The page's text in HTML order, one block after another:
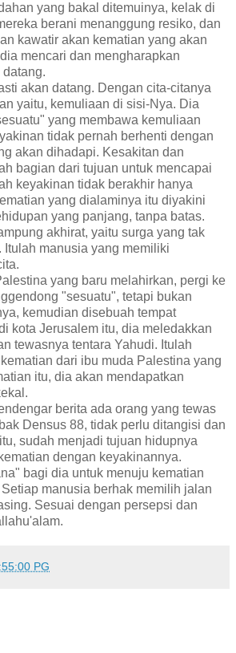
yang bakal ditemuinya, kelak di
berani menanggung resiko, dan
kawatir akan kematian yang akan
mencari dan mengharapkan
akan datang. Dengan cita-citanya
yaitu, kemuliaan di sisi-Nya. Dia
yang membawa kemuliaan
tidak pernah berhenti dengan
akan dihadapi. Kesakitan dan
bagian dari tujuan untuk mencapai
keyakinan tidak berakhir hanya
yang dialaminya itu diyakini
yang panjang, tanpa batas.
akhirat, yaitu surga yang tak
manusia yang memiliki
yang baru melahirkan, pergi ke
"sesuatu", tetapi bukan
kemudian disebuah tempat
kota Jerusalem itu, dia meledakkan
tewasnya tentara Yahudi. Itulah
dari ibu muda Palestina yang
itu, dia akan mendapatkan
berita ada orang yang tewas
Densus 88, tidak perlu ditangisi dan
sudah menjadi tujuan hidupnya
dengan keyakinannya.
bagi dia untuk menuju kematian
manusia berhak memilih jalan
Sesuai dengan persepsi dan
PG